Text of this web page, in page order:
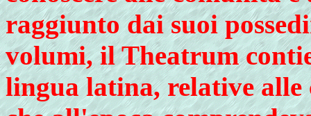
raggiunto dai suoi
volumi, il Theatrum
lingua latina, relative alle